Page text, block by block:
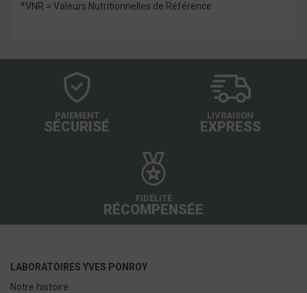
*VNR = Valeurs Nutritionnelles de Référence
PAIEMENT
SÉCURISÉ
LIVRAISON
EXPRESS
FIDÉLITÉ
RÉCOMPENSÉE
LABORATOIRES YVES PONROY
Notre histoire